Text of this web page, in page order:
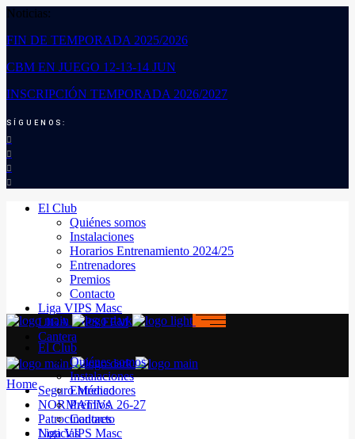
Noticias:
FIN DE TEMPORADA 2025/2026
CBM EN JUEGO 12-13-14 JUN
INSCRIPCIÓN TEMPORADA 2026/2027
SÍGUENOS:
El Club
Quiénes somos
Instalaciones
Horarios Entrenamiento 2024/25
Entrenadores
Premios
Contacto
Liga VIPS Masc
LIGA VIPS FEM
Cantera
Seguro Médico
NORMATIVA 26-27
Patrocinadores
Noticias
El Club
Quiénes somos
Instalaciones
Entrenadores
Premios
Contacto
Liga VIPS Masc
Home